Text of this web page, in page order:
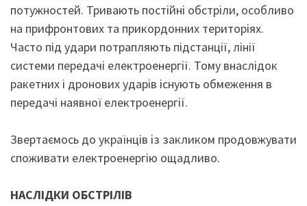
потужностей. Тривають постійні обстріли, особливо
на прифронтових та прикордонних територіях.
Часто під удари потрапляють підстанції, лінії
системи передачі електроенергії. Тому внаслідок
ракетних і дронових ударів існують обмеження в
передачі наявної електроенергії.
Звертаємось до українців із закликом продовжувати
споживати електроенергію ощадливо.
НАСЛІДКИ ОБСТРІЛІВ